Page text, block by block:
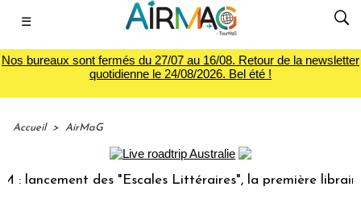
☰
Nos bureaux sont fermés du 27/07 au 16/08. Retour de la newsletter
quotidienne le 24/08/2026. Bel été !
Accueil > AirMaG
des "Escales Littéraires", la première librairie du